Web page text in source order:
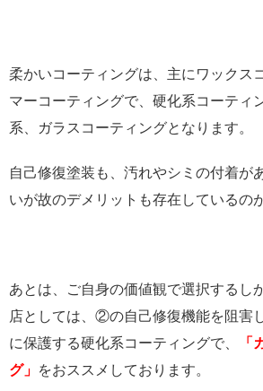
柔かいコーティングは、主にワックス
マーコーティングで、硬化系コーティ
系、ガラスコーティングとなります。
自己修復塗装も、汚れやシミの付着が
いが故のデメリットも存在しているの
あとは、ご自身の価値観で選択するし
店としては、②の自己修復機能を阻害
に保護する硬化系コーティングで、
「
グ」 をおススメしております。